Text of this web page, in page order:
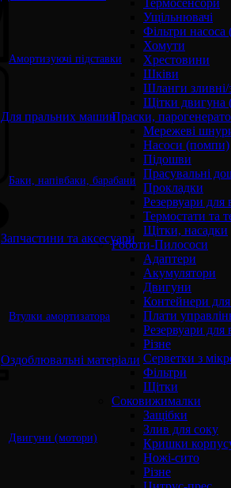
Ущільнювачі
Фільтри
Хомути
Хрестовини
Шківи
Шланги зливні/
Щітки двигуна
Праски,
Мережеві
Насоси (помпи)
Підошви
Прасувальні
Прокладки
Резервуари для
Термостати та
Щітки, насадки
Роботи-Пилососи
Адаптери
Акумулятори
Двигуни
Контейнери
Плати
Резервуари для
Різне
Серветки з
Фільтри
Щітки
Соковижималки
Защібки
Злив для соку
Кришки
Ножі-сито
Різне
Для пральних машин
Запчастини та аксесуари
Оздоблювальні матеріали
Амортизуючі підставки
Баки, напівбаки, барабани
Втулки амортизатора
Двигуни (мотори)